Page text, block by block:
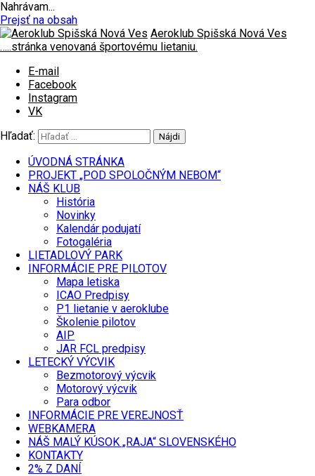
Nahrávam...
Prejsť na obsah
Aeroklub Spišská Nová Ves
…..stránka venovaná športovému lietaniu.
E-mail
Facebook
Instagram
VK
Hľadať:
ÚVODNÁ STRÁNKA
PROJEKT „POD SPOLOČNÝM NEBOM“
NÁŠ KLUB
História
Novinky
Kalendár podujatí
Fotogaléria
LIETADLOVÝ PARK
INFORMÁCIE PRE PILOTOV
Mapa letiska
ICAO Predpisy
P1 lietanie v aeroklube
Školenie pilotov
AIP
JAR FCL predpisy
LETECKÝ VÝCVIK
Bezmotorový výcvik
Motorový výcvik
Para odbor
INFORMÁCIE PRE VEREJNOSŤ
WEBKAMERA
NÁŠ MALÝ KÚSOK „RAJA“ SLOVENSKÉHO
KONTAKTY
2% Z DANÍ